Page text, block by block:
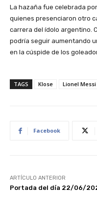
La hazaña fue celebrada
quienes presenciaron otro
carrera del ídolo argentino.
podría seguir aumentando
en la cúspide de los
TAGS Klose Lionel Messi
Facebook
ARTÍCULO ANTERIOR
Portada del día 22/06/